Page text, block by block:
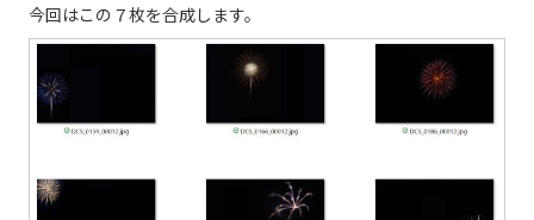
今回はこの７枚を合成します。